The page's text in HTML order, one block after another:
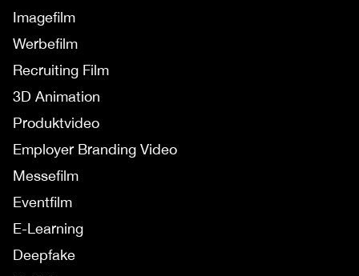
Imagefilm
Werbefilm
Recruiting Film
3D Animation
Produktvideo
Employer Branding Video
Messefilm
Eventfilm
E-Learning
Deepfake